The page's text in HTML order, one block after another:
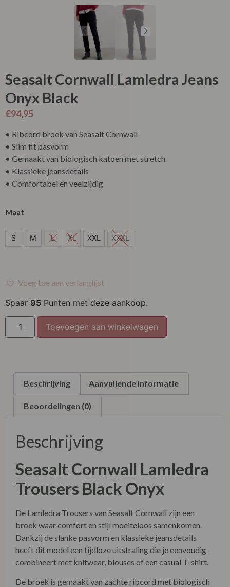
Seasalt Cornwall Lamledra Jeans
Onyx Black
€94,95
• Ribcord broek van Seasalt Cornwall
• Slim fit pasvorm
• Gemaakt van biologisch katoen met stretch
• Klassieke jeansdetails
• Comfortabel en veelzijdig
Maat
S
XXL
XXXL
S M L XL XXL XXXL
Voeg toe aan verlanglijst
Spaar 95 Punten met deze aankoop.
Toevoegen aan winkelwagen
Beschrijving Aanvullende informatie
Beoordelingen (0)
Beschrijving
Seasalt Cornwall Lamledra
Trousers Black Onyx
De Lamledra Trousers van Seasalt Cornwall zijn een
broek waar comfort en stijl moeiteloos samenkomen.
Dankzij de slanke pasvorm en klassieke jeansdetails
heeft dit model een tijdloze uitstraling die je eenvoudig
combineert met knitwear, blouses of een casual T-shirt.
De broek is gemaakt van zachte ribcord met biologisch